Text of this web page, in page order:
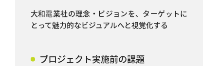
大和電業社の理念・ビジョンを、ターゲットに
とって魅力的なビジュアルへと視覚化する
プロジェクト実施前の課題